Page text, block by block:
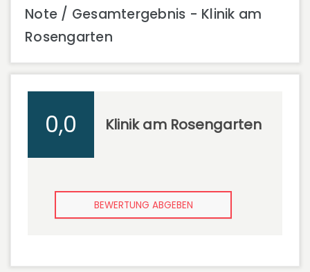
Note / Gesamtergebnis - Klinik am
Rosengarten
0,0 Klinik am Rosengarten
BEWERTUNG ABGEBEN